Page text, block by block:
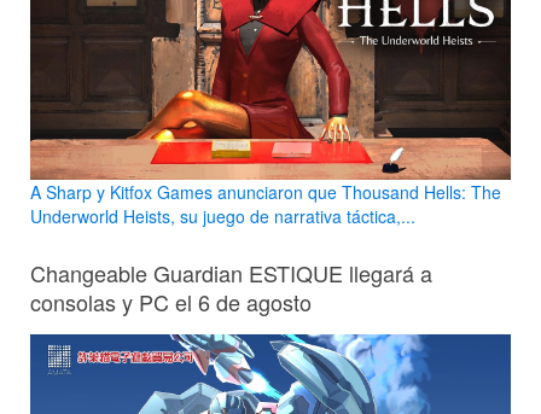
A Sharp y Kitfox Games anunciaron que Thousand Hells: The
Underworld Heists, su juego de narrativa táctica,...
Changeable Guardian ESTIQUE llegará a
consolas y PC el 6 de agosto